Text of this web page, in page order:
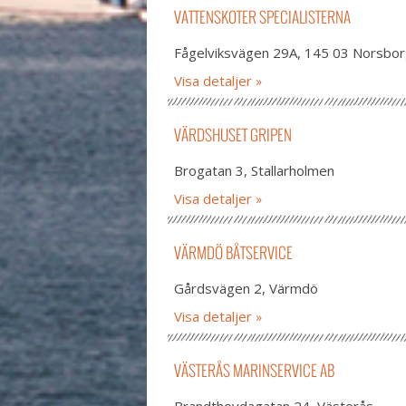
VATTENSKOTER SPECIALISTERNA
Fågelviksvägen 29A, 145 03
Visa detaljer
VÄRDSHUSET GRIPEN
Brogatan 3, Stallarholmen
Visa detaljer
VÄRMDÖ BÅTSERVICE
Gårdsvägen 2, Värmdö
Visa detaljer
VÄSTERÅS MARINSERVICE AB